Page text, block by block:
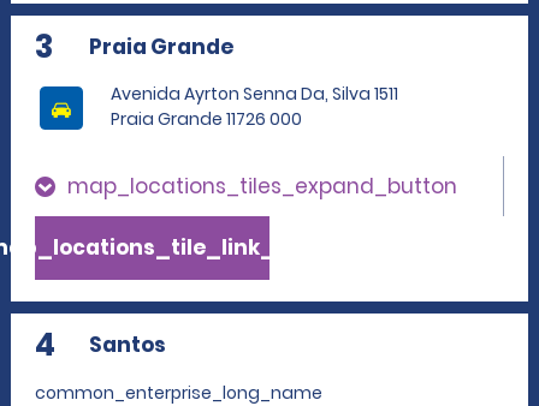
3 Praia Grande
Avenida Ayrton Senna Da, Silva 1511
Praia Grande 11726 000
map_locations_tiles_expand_button
4 Santos
common_enterprise_long_name